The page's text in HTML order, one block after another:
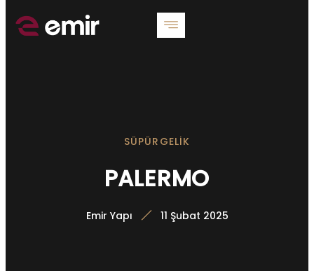
SÜPÜRGELIK
PALERMO
Emir Yapı 11 Şubat 2025